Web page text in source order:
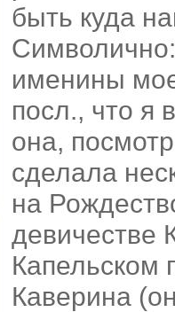
быть куда
именины
посл., что я
она,
сделала
на
девичестве
Капельском
Каверина